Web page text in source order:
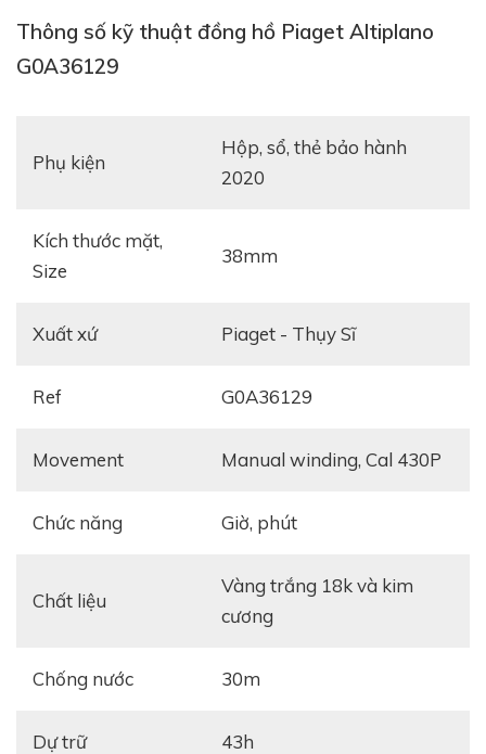
tiên, Piaget Altiplano G0A36129
hoàn thiện vô cùng mềm mại, sắc sảo. Tận dụng triệt
để chất liệu
vàng trắng 18Kcao cấp, bộ vỏ đồng hồ
càng lộng lẫy và tinh tế hơn với màu bạch kim đầy hài
Thông số kỹ thuật đồng hồ Piaget Altiplano
G0A36129
Phụ kiện
hộp, sổ, thẻ bảo hành
2020
Kích thước mặt,
Size
38mm
Xuất xứ Piaget - Thụy Sĩ
Ref G0A36129
Movement manual winding, Cal 430P
Chức năng giờ, phút
Chất liệu
vàng trắng 18k và kim
cương
Chống nước 30m
Dự trữ 43h